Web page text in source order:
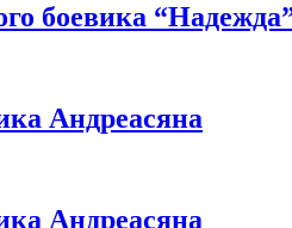
боевика
Андреасяна
Андреасяна